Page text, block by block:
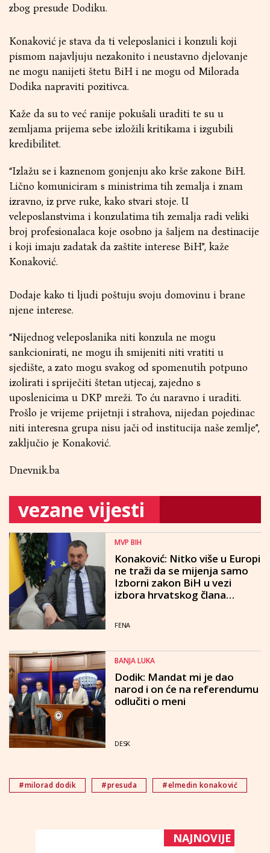
zbog presude Dodiku.
Konaković je stava da ti veleposlanici i konzuli koji
pismom najavljuju nezakonito i neustavno djelovanje
ne mogu nanijeti štetu BiH i ne mogu od Milorada
Dodika napraviti pozitivca.
Kaže da su to već ranije pokušali uraditi te su u
zemljama prijema sebe izložili kritikama i izgubili
kredibilitet.
“Izlažu se i kaznenom gonjenju ako krše zakone BiH.
Lično komuniciram s ministrima tih zemalja i znam
izravno, iz prve ruke, kako stvari stoje. U
veleposlanstvima i konzulatima tih zemalja radi veliki
broj profesionalaca koje osobno ja šaljem na destinacije
i koji imaju zadatak da zaštite interese BiH”, kaže
Konaković.
Dodaje kako ti ljudi poštuju svoju domovinu i brane
njene interese.
“Nijednog veleposlanika niti konzula ne mogu
sankcionirati, ne mogu ih smijeniti niti vratiti u
sjedište, a zato mogu svakog od spomenutih potpuno
izolirati i spriječiti štetan utjecaj, zajedno s
uposlenicima u DKP mreži. To ću naravno i uraditi.
Prošlo je vrijeme prijetnji i strahova, nijedan pojedinac
niti interesna grupa nisu jači od institucija naše zemlje”,
zaključio je Konaković.
Dnevnik.ba
vezane vijesti
MVP BIH
Konaković: Nitko više u Europi
ne traži da se mijenja samo
Izborni zakon BiH u vezi
izbora hrvatskog člana
FENA
BANJA LUKA
Dodik: Mandat mi je dao
narod i on će na referendumu
odlučiti o meni
DESK
#milorad dodik #presuda #elmedin konaković
NAJNOVIJE